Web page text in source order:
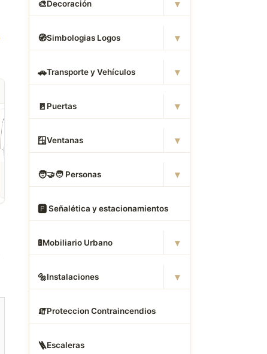
Descargar Abrigos
AutoCAD DWG Gratis –
Descargar Dormitorios
AutoCAD DWG Gratis –
🎨Decoración ▾
🧭Simbologias Logos ▾
🚗Transporte y Vehículos ▾
🚪 Puertas ▾
🪟Ventanas ▾
🧑‍🤝‍🧑 Personas ▾
🅿️ Señalética y estacionamientos
🚦Mobiliario Urbano ▾
🔩Instalaciones ▾
🧯Proteccion Contraincendios
🪜Escaleras